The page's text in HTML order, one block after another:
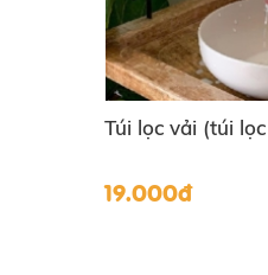
Túi lọc vải (túi
19.000đ